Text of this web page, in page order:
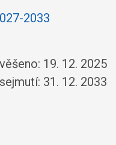
2033
19. 12. 2025
31. 12. 2033